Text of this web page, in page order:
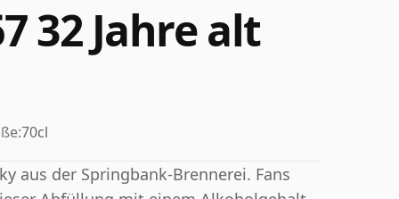
32 Jahre alt
70cl
aus der Springbank-Brennerei. Fans